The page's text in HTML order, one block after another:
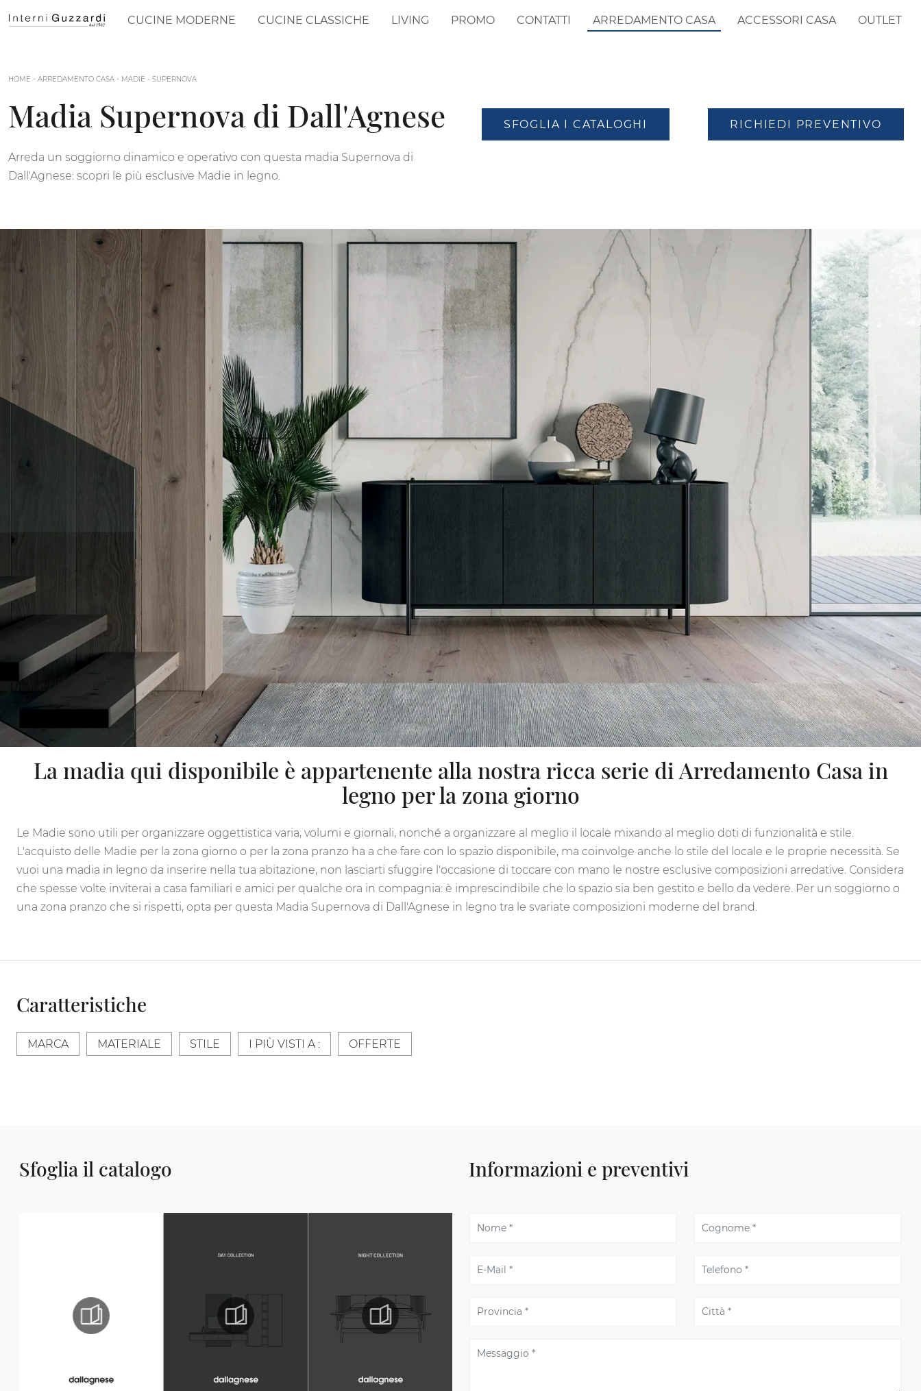
CUCINE MODERNE CUCINE CLASSICHE LIVING PROMO CONTATTI ARREDAMENTO CASA ACCESSORI CASA OUTLET
HOME - ARREDAMENTO CASA - MADIE - SUPERNOVA
Madia Supernova di Dall'Agnese
Arreda un soggiorno dinamico e operativo con questa madia Supernova di
Dall'Agnese: scopri le più esclusive Madie in legno.
SFOGLIA I CATALOGHI RICHIEDI PREVENTIVO
La madia qui disponibile è appartenente alla nostra ricca serie di Arredamento Casa in
legno per la zona giorno
Le Madie sono utili per organizzare oggettistica varia, volumi e giornali, nonché a organizzare al meglio il locale mixando al meglio doti di funzionalità e stile.
L'acquisto delle Madie per la zona giorno o per la zona pranzo ha a che fare con lo spazio disponibile, ma coinvolge anche lo stile del locale e le proprie necessità. Se
vuoi una madia in legno da inserire nella tua abitazione, non lasciarti sfuggire l'occasione di toccare con mano le nostre esclusive composizioni arredative. Considera
che spesse volte inviterai a casa familiari e amici per qualche ora in compagnia: è imprescindibile che lo spazio sia ben gestito e bello da vedere. Per un soggiorno o
una zona pranzo che si rispetti, opta per questa Madia Supernova di Dall'Agnese in legno tra le svariate composizioni moderne del brand.
Caratteristiche
MARCA MATERIALE STILE I PIÙ VISTI A : OFFERTE
Sfoglia il catalogo Informazioni e preventivi